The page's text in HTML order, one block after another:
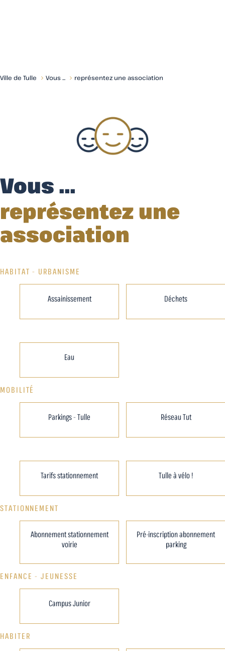
Ville de Tulle Vous ... représentez une association
Vous ...
représentez une
association
HABITAT - URBANISME
Assainissement Déchets
Eau
MOBILITÉ
Parkings - Tulle Réseau Tut
Tarifs stationnement Tulle à vélo !
STATIONNEMENT
Abonnement stationnement
voirie
Pré-inscription abonnement
parking
ENFANCE - JEUNESSE
Campus Junior
HABITER